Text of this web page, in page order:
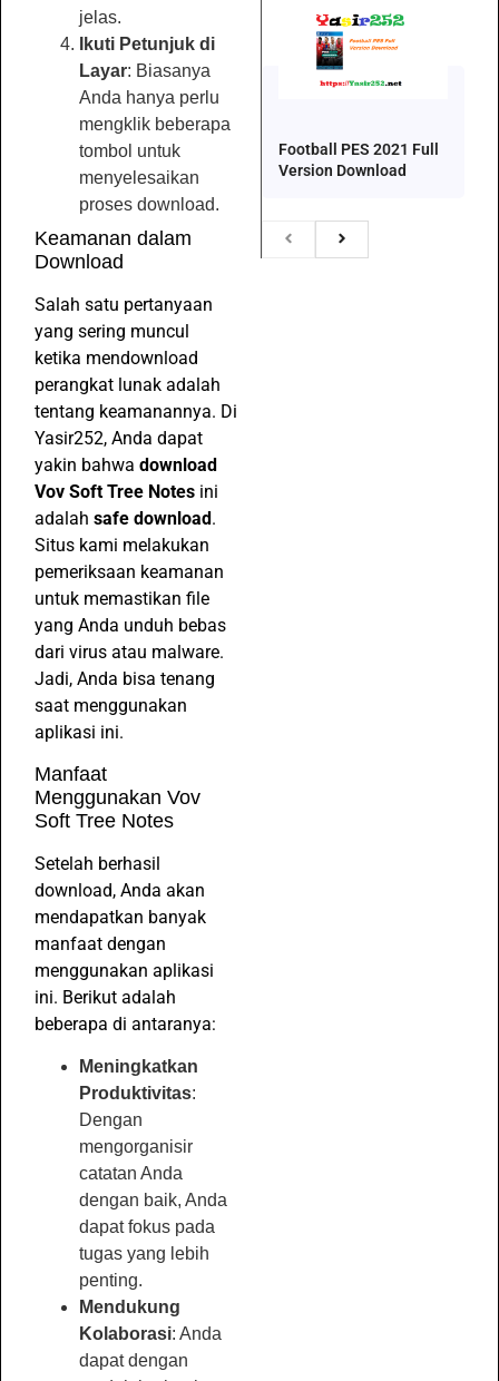
jelas.
Ikuti Petunjuk di
Layar: Biasanya
Anda hanya perlu
mengklik beberapa
tombol untuk
menyelesaikan
proses download.
Keamanan dalam
Download
Salah satu pertanyaan
yang sering muncul
ketika mendownload
perangkat lunak adalah
tentang keamanannya. Di
Yasir252, Anda dapat
yakin bahwa download
Vov Soft Tree Notes ini
adalah safe download .
Situs kami melakukan
pemeriksaan keamanan
untuk memastikan file
yang Anda unduh bebas
dari virus atau malware.
Jadi, Anda bisa tenang
saat menggunakan
aplikasi ini.
Manfaat
Menggunakan Vov
Soft Tree Notes
Setelah berhasil
download, Anda akan
mendapatkan banyak
manfaat dengan
menggunakan aplikasi
ini. Berikut adalah
beberapa di antaranya:
Meningkatkan
Produktivitas:
Dengan
mengorganisir
catatan Anda
dengan baik, Anda
dapat fokus pada
tugas yang lebih
penting.
Mendukung
Kolaborasi: Anda
dapat dengan
Football PES 2021 Full
Version Download